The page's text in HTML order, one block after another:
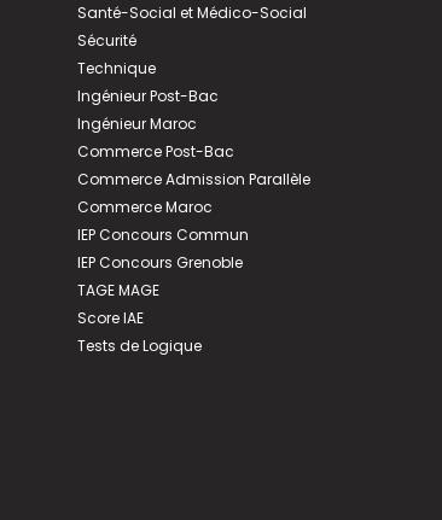
Santé-Social et Médico-Social
Sécurité
Technique
Ingénieur Post-Bac
Ingénieur Maroc
Commerce Post-Bac
Commerce Admission Parallèle
Commerce Maroc
IEP Concours Commun
IEP Concours Grenoble
TAGE MAGE
Score IAE
Tests de Logique